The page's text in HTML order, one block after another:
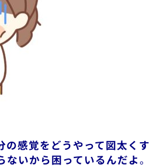
の感覚をどうやって図太くす
ないから困っているんだよ。